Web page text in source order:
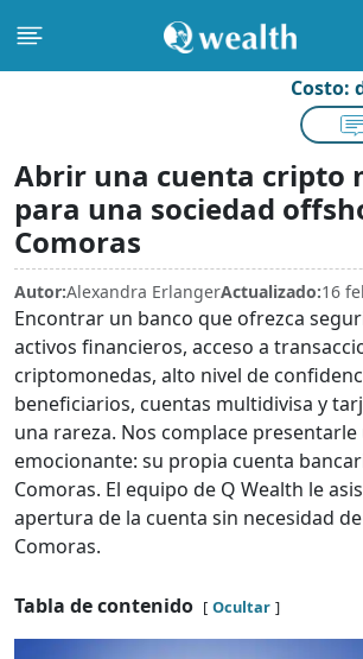
Costo:
Abrir una cuenta cripto
para una sociedad
Comoras
Autor:Alexandra ErlangerActualizado:16
Encontrar un banco que ofrezca
activos financieros, acceso a
criptomonedas, alto nivel de
beneficiarios, cuentas multidivisa y
una rareza. Nos complace
emocionante: su propia cuenta
Comoras. El equipo de Q Wealth le
apertura de la cuenta sin necesidad
Comoras.
Tabla de contenido Ocultar